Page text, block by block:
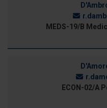
MEDS-19/B
ECON-02/A